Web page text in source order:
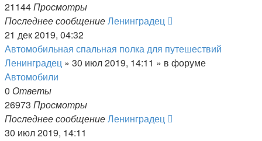
21144Просмотры
Последнее сообщениеЛенинградец
21 дек 2019, 04:32
Автомобильная спальная полка для путешествий
Ленинградец » 30 июл 2019, 14:11 » в форуме
Автомобили
0 Ответы
26973 Просмотры
Последнее сообщениеЛенинградец
30 июл 2019, 14:11